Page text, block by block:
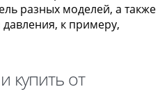
разных моделей, а также
к примеру,
купить от